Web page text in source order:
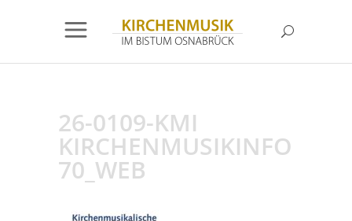
26-0109-KMI
KIRCHENMUSIKINFO
70_WEB